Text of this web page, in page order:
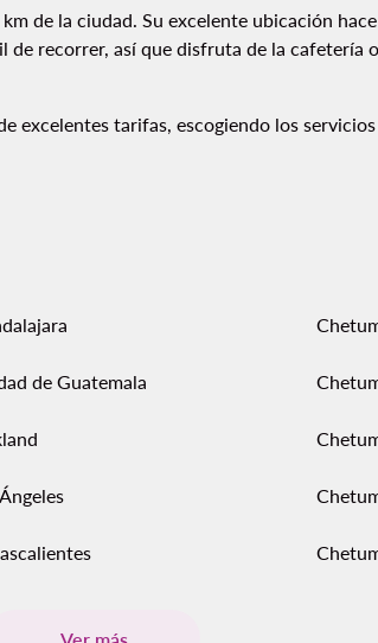
de la ciudad. Su excelente ubicación
recorrer, así que disfruta de la cafetería
excelentes tarifas, escogiendo los
de Guatemala
Ver más